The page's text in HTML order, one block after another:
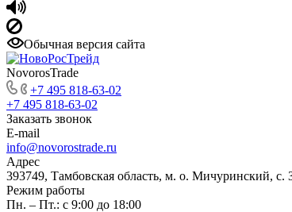
Обычная версия сайта
NovorosTrade
+7 495 818-63-02
+7 495 818-63-02
Заказать звонок
E-mail
info@novorostrade.ru
Адрес
393749, Тамбовская область, м. о. Мичуринский, с.
Режим работы
Пн. – Пт.: с 9:00 до 18:00